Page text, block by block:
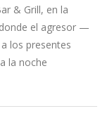
& Grill, en la
donde el agresor —
los presentes
la noche